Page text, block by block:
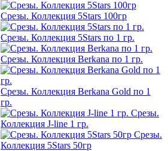
Срезы. Коллекция 5Stars 100гр
Срезы. Коллекция 5Stars по 1 гр.
Срезы. Коллекция Berkana по 1 гр.
Срезы. Коллекция Berkana Gold по 1
гр.
Срезы.
Коллекция J-line 1 гр.
Срезы.
Коллекция 5Stars 50гр